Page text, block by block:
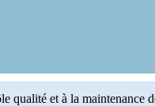
qualité et à la maintenance